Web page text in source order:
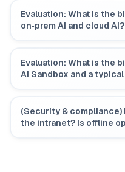
Evaluation: What is the
on‑prem AI and cloud AI?
Evaluation: What is the
AI Sandbox and a
(Security & compliance)
the intranet? Is offline